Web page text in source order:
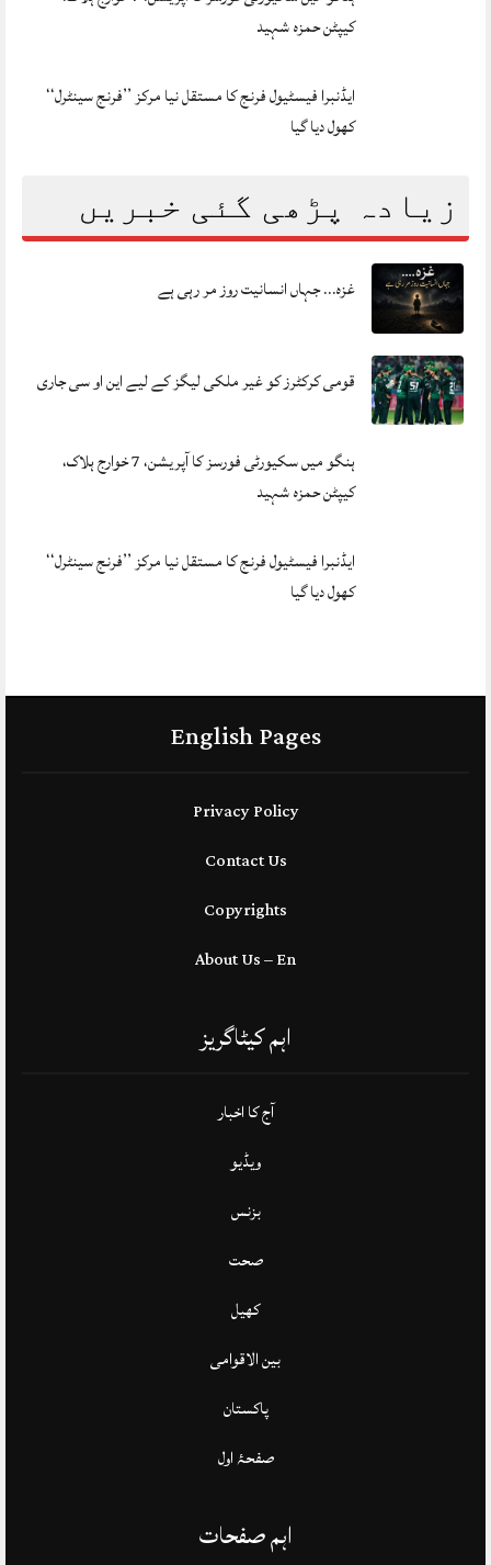
کیپٹن حمزہ شہید
ایڈنبرا فیسٹیول فرنج کا مستقل نیا مرکز ’’فرنج سینٹرل‘‘
کھول دیا گیا
زیادہ پڑھی گئی خبریں
غزہ… جہاں انسانیت روز مر رہی ہے
قومی کرکٹرز کو غیر ملکی لیگز کے لیے این او سی جاری
ہنگو میں سکیورٹی فورسز کا آپریشن، 7 خوارج ہلاک،
کیپٹن حمزہ شہید
ایڈنبرا فیسٹیول فرنج کا مستقل نیا مرکز ’’فرنج سینٹرل‘‘
کھول دیا گیا
English Pages
Privacy Policy
Contact Us
Copyrights
About Us – En
اہم کیٹاگریز
آج کا اخبار
ویڈیو
بزنس
صحت
کھیل
بین الاقوامی
پاکستان
صفحۂ اول
اہم صفحات